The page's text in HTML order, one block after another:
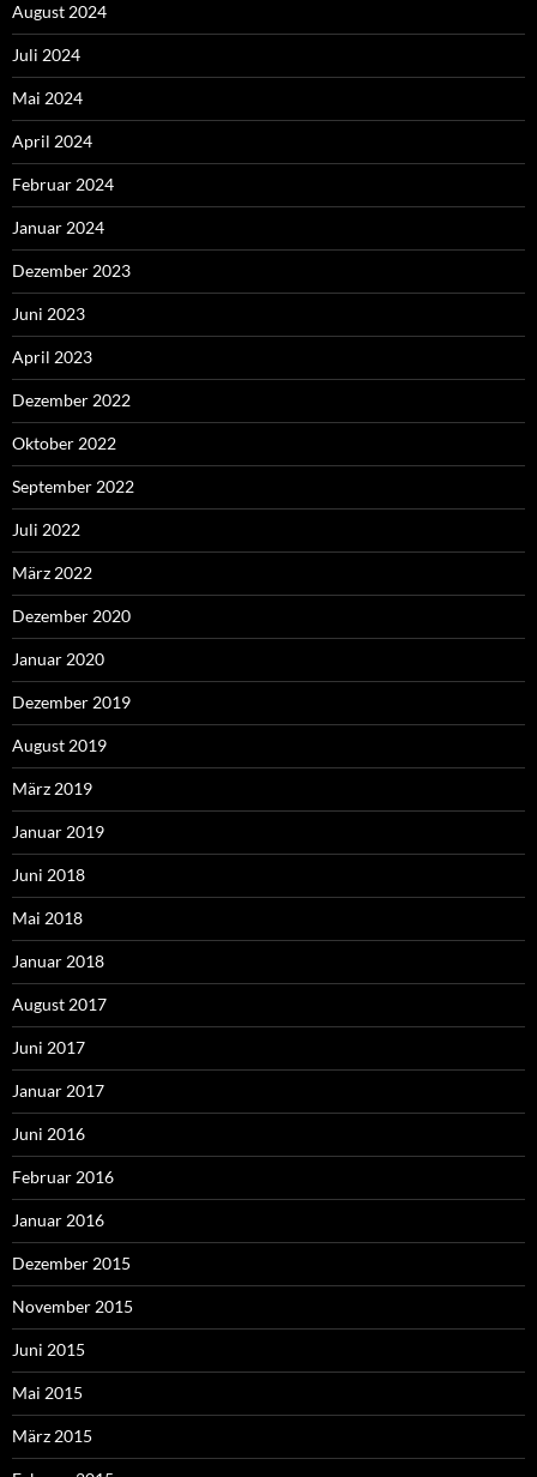
August 2024
Juli 2024
Mai 2024
April 2024
Februar 2024
Januar 2024
Dezember 2023
Juni 2023
April 2023
Dezember 2022
Oktober 2022
September 2022
Juli 2022
März 2022
Dezember 2020
Januar 2020
Dezember 2019
August 2019
März 2019
Januar 2019
Juni 2018
Mai 2018
Januar 2018
August 2017
Juni 2017
Januar 2017
Juni 2016
Februar 2016
Januar 2016
Dezember 2015
November 2015
Juni 2015
Mai 2015
März 2015